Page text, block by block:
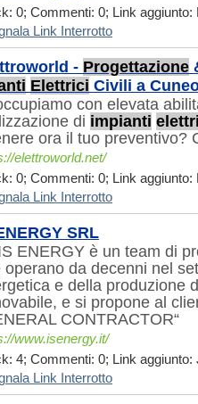
0; Commenti: 0; Link aggiunto:
Link Interrotto
- Progettazione
Elettrici Civili a
con elevata
di impianti
ora il tuo preventivo?
elettroworld.net/
0; Commenti: 0; Link aggiunto:
Link Interrotto
SRL
ENERGY è un team di
operano da decenni nel
e della produzione
e si propone al
CONTRACTOR“
www.isenergy.it/
4; Commenti: 0; Link aggiunto:
Link Interrotto